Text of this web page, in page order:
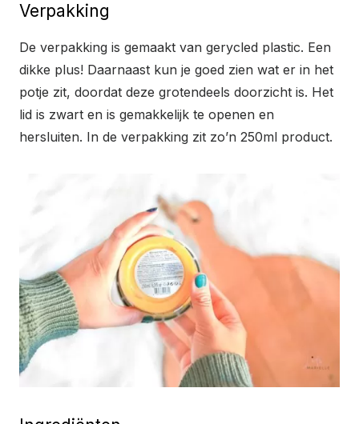
Verpakking
De verpakking is gemaakt van gerycled plastic. Een
dikke plus! Daarnaast kun je goed zien wat er in het
potje zit, doordat deze grotendeels doorzicht is. Het
lid is zwart en is gemakkelijk te openen en
hersluiten. In de verpakking zit zo’n 250ml product.